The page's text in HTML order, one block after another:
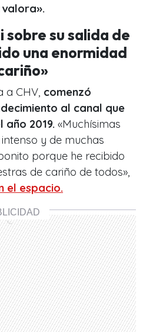
su salida de
una enormidad
a CHV, comenzó
al canal que
2019. «Muchísimas
y de muchas
porque he recibido
de cariño de todos»,
el espacio.